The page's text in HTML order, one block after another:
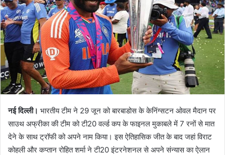
नई दिल्ली। भारतीय टीम ने 29 जून को बारबाडोस के केनिंग्सटन ओवल मैदान पर
साउथ अफ्रीका की टीम को टी20 वर्ल्ड कप के फाइनल मुकाबले में 7 रनों से मात
देने के साथ ट्रॉफी को अपने नाम किया। इस ऐतिहासिक जीत के बाद जहां विराट
कोहली और कप्तान रोहित शर्मा ने टी20 इंटरनेशनल से अपने संन्यास का ऐलान